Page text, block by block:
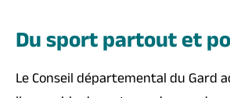
Du sport partout et
Le Conseil départemental du Gard